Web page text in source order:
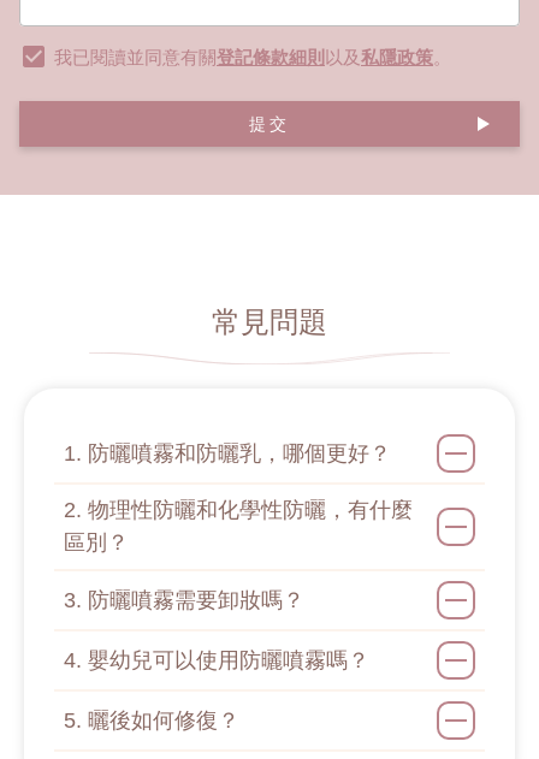
我已閱讀並同意有關登記條款細則 以及私隱政策。
提交
常見問題
1. 防曬噴霧和防曬乳，哪個更好？
2. 物理性防曬和化學性防曬，有什麼
區別？
3. 防曬噴霧需要卸妝嗎？
4. 嬰幼兒可以使用防曬噴霧嗎？
5. 曬後如何修復？